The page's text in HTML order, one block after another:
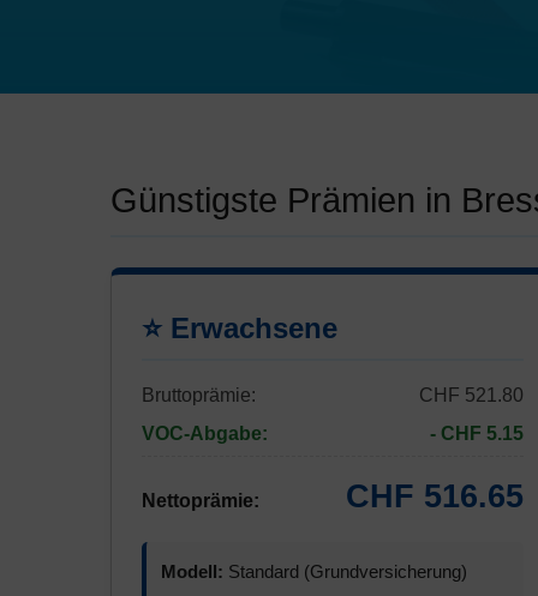
Günstigste Prämien in
⭐ Erwachsene
Bruttoprämie:
CHF 521.80
VOC-Abgabe:
- CHF 5.15
Nettoprämie: CHF 516.65
Modell: Standard (Grundversicherung)